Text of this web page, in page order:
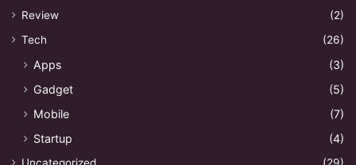
Review
(2)
Tech
(26)
Apps
(3)
Gadget
(5)
Mobile
(7)
Startup
(4)